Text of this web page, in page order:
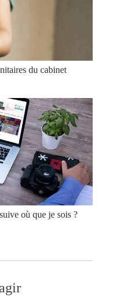
du cabinet
où que je sois ?